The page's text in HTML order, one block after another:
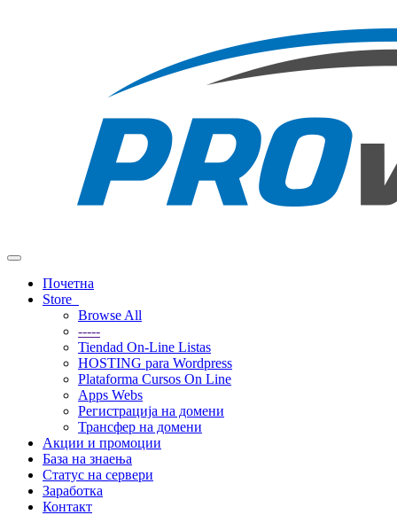
Toggle
navigationПочетна
Store
Browse All
-----
Tiendad On-Line Listas
HOSTING para Wordpress
Plataforma Cursos On Line
Apps Webs
Регистрација на домени
Трансфер на домени
Акции и промоции
База на знаења
Статус на сервери
Заработка
Контакт